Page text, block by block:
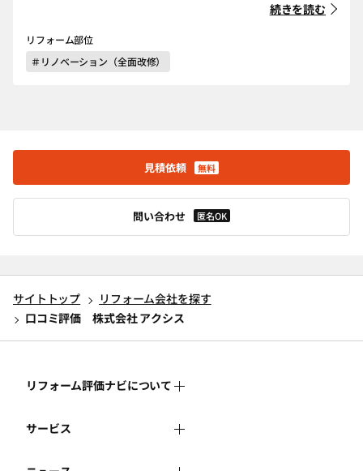
続きを読む
リフォーム部位
＃リノベーション（全面改修）
見積依頼 無料
問い合わせ 匿名OK
サイトトップ
リフォーム会社を探す
口コミ評価 株式会社 アクシス
リフォーム評価ナビについて
リフォーム評価ナビとは
サービス